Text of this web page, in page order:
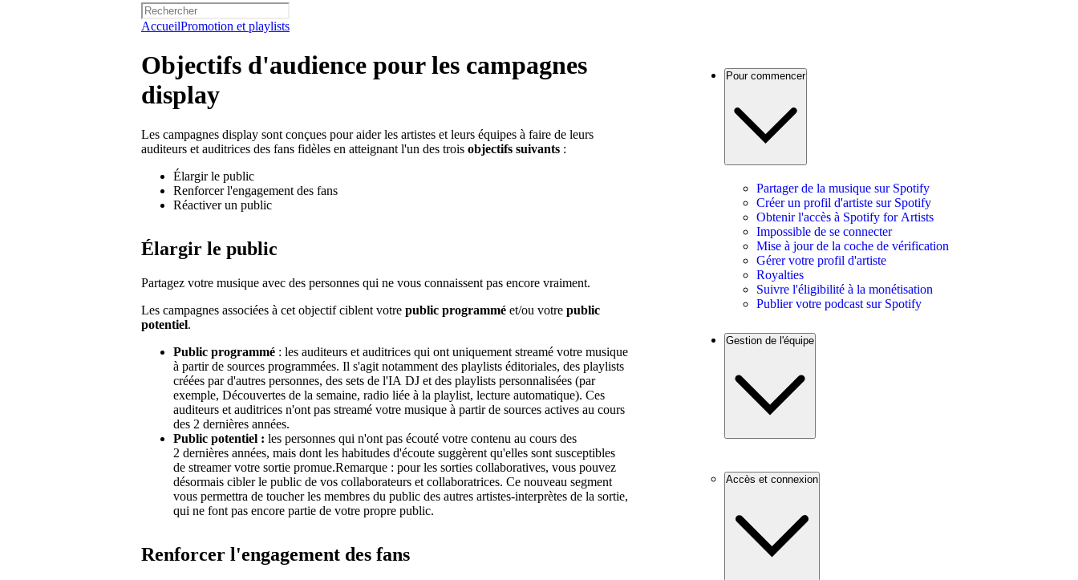
AccueilPromotion et playlists
Objectifs d'audience pour les campagnes
display
Les campagnes display sont conçues pour aider les artistes et leurs équipes à faire de leurs
auditeurs et auditrices des fans fidèles en atteignant l'un des trois objectifs suivants :
Élargir le public
Renforcer l'engagement des fans
Réactiver un public
Élargir le public
Partagez votre musique avec des personnes qui ne vous connaissent pas encore vraiment.
Les campagnes associées à cet objectif ciblent votre public programmé et/ou votre public
potentiel.
Public programmé : les auditeurs et auditrices qui ont uniquement streamé votre musique
à partir de sources programmées. Il s'agit notamment des playlists éditoriales, des playlists
créées par d'autres personnes, des sets de l'IA DJ et des playlists personnalisées (par
exemple, Découvertes de la semaine, radio liée à la playlist, lecture automatique). Ces
auditeurs et auditrices n'ont pas streamé votre musique à partir de sources actives au cours
des 2 dernières années.
Public potentiel : les personnes qui n'ont pas écouté votre contenu au cours des
2 dernières années, mais dont les habitudes d'écoute suggèrent qu'elles sont susceptibles
de streamer votre sortie promue.Remarque : pour les sorties collaboratives, vous pouvez
désormais cibler le public de vos collaborateurs et collaboratrices. Ce nouveau segment
vous permettra de toucher les membres du public des autres artistes-interprètes de la sortie,
qui ne font pas encore partie de votre propre public.
Renforcer l'engagement des fans
Pour commencer
Partager de la musique sur Spotify
Créer un profil d'artiste sur Spotify
Obtenir l'accès à Spotify for Artists
Impossible de se connecter
Mise à jour de la coche de vérification
Gérer votre profil d'artiste
Royalties
Suivre l'éligibilité à la monétisation
Publier votre podcast sur Spotify
Gestion de l'équipe
Accès et connexion